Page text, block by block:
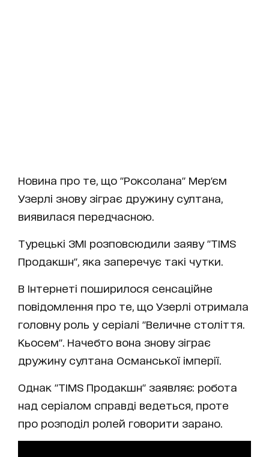
Новина про те, що "Роксолана" Мер'єм
Узерлі знову зіграє дружину султана,
виявилася передчасною.
Турецькі ЗМІ розповсюдили заяву "TIMS
Продакшн", яка заперечує такі чутки.
В Інтернеті поширилося сенсаційне
повідомлення про те, що Узерлі отримала
головну роль у серіалі "Величне століття.
Кьосем". Начебто вона знову зіграє
дружину султана Османської імперії.
Однак "TIMS Продакшн" заявляє: робота
над серіалом справді ведеться, проте
про розподіл ролей говорити зарано.